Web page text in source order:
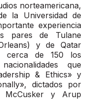
norteamericana,
la Universidad de
experiencia
pares de Tulane
y de Qatar
cerca de 150 los
que
& Ethics» y
dictados por
McCusker y Arup